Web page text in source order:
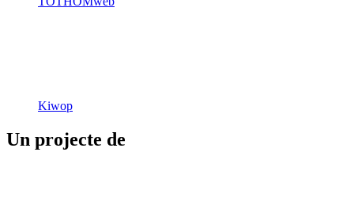
Kiwop
Un projecte de